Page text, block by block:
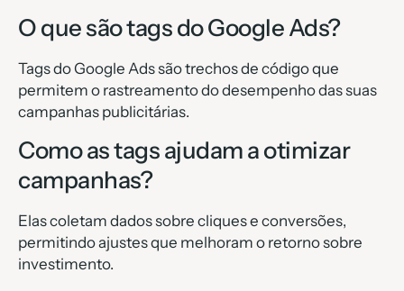
O que são tags do Google Ads?
Tags do Google Ads são trechos de código que
permitem o rastreamento do desempenho das suas
campanhas publicitárias.
Como as tags ajudam a otimizar
campanhas?
Elas coletam dados sobre cliques e conversões,
permitindo ajustes que melhoram o retorno sobre
investimento.